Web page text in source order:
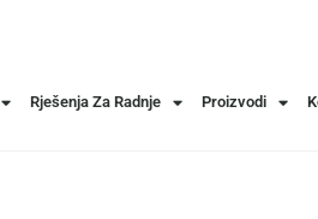
Rješenja Za Radnje Proizvodi